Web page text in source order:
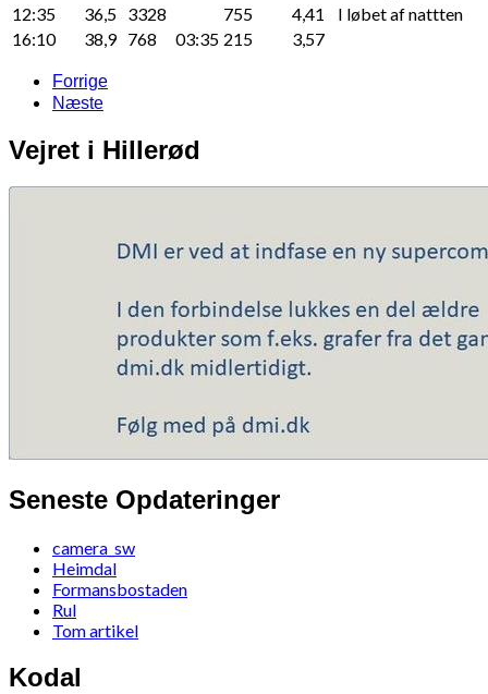
12:35
36,5 3328 755 4,41
I løbet af nattten
16:10
38,9 768 03:35 215 3,57
Forrige
Næste
Vejret i Hillerød
Seneste Opdateringer
camera_sw
Heimdal
Formansbostaden
Rul
Tom artikel
Kodal